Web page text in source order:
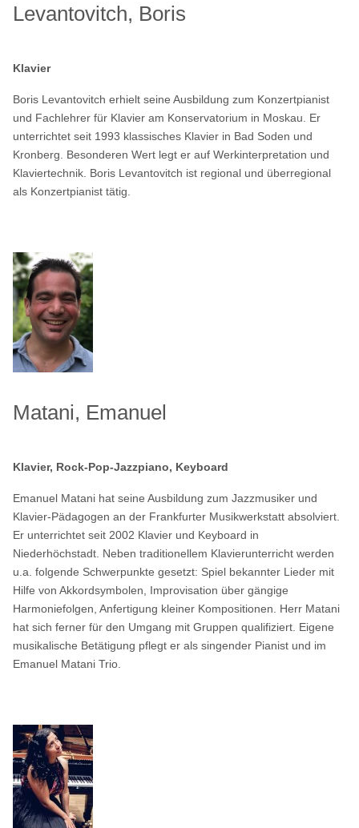
Levantovitch, Boris
Klavier
Boris Levantovitch erhielt seine Ausbildung zum Konzertpianist
und Fachlehrer für Klavier am Konservatorium in Moskau. Er
unterrichtet seit 1993 klassisches Klavier in Bad Soden und
Kronberg. Besonderen Wert legt er auf Werkinterpretation und
Klaviertechnik. Boris Levantovitch ist regional und überregional
als Konzertpianist tätig.
Matani, Emanuel
Klavier, Rock-Pop-Jazzpiano, Keyboard
Emanuel Matani hat seine Ausbildung zum Jazzmusiker und
Klavier-Pädagogen an der Frankfurter Musikwerkstatt absolviert.
Er unterrichtet seit 2002 Klavier und Keyboard in
Niederhöchstadt. Neben traditionellem Klavierunterricht werden
u.a. folgende Schwerpunkte gesetzt: Spiel bekannter Lieder mit
Hilfe von Akkordsymbolen, Improvisation über gängige
Harmoniefolgen, Anfertigung kleiner Kompositionen. Herr Matani
hat sich ferner für den Umgang mit Gruppen qualifiziert. Eigene
musikalische Betätigung pflegt er als singender Pianist und im
Emanuel Matani Trio.